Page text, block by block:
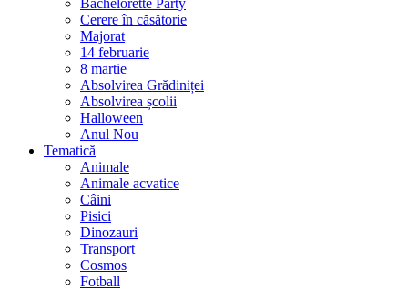
Cerere în căsătorie
Majorat
14 februarie
8 martie
Absolvirea Grădiniței
Absolvirea școlii
Halloween
Anul Nou
Tematică
Animale
Animale acvatice
Câini
Pisici
Dinozauri
Transport
Cosmos
Fotball